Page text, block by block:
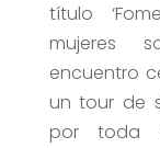
título
mujeres
encuentro
un tour de
por toda